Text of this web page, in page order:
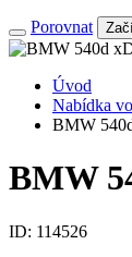
Porovnat
Úvod
Nabídka
BMW
BMW
ID: 114526